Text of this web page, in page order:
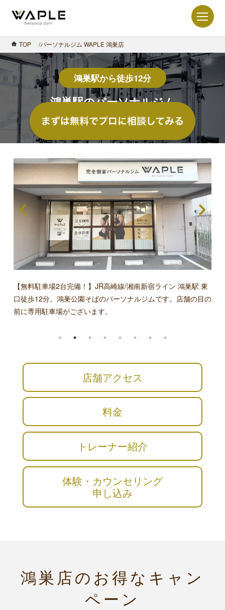
TOP パーソナルジム WAPLE 鴻巣店
鴻巣駅から徒歩12分
鴻巣駅のパーソナルジム
WAPLE 鴻巣店
【無料駐車場2台完備！】JR高崎線/湘南新宿ライン 鴻巣駅 東
口徒歩12分。鴻巣公園そばのパーソナルジムです。店舗の目の
前に専用駐車場がございます。
実力派トレーナーがあなたのボディメイクを全力サポート！
店舗アクセス
料金
トレーナー紹介
体験・カウンセリング
申し込み
鴻巣店のお得なキャン
ペーン